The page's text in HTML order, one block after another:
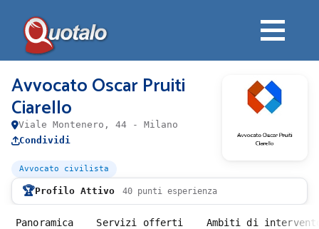
Avvocato Oscar Pruiti
Ciarello
Viale Montenero, 44 - Milano
Condividi
Avvocato civilista
🏆Profilo Attivo 40 punti esperienza
Panoramica Servizi offerti Ambiti di